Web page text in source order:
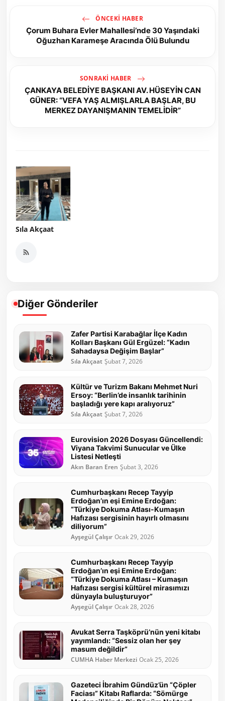
ÖNCEKI HABER
Çorum Buhara Evler Mahallesi’nde 30 Yaşındaki
Oğuzhan Karameşe Aracında Ölü Bulundu
SONRAKI HABER
ÇANKAYA BELEDİYE BAŞKANI AV. HÜSEYİN CAN
GÜNER: “VEFA YAŞ ALMIŞLARLA BAŞLAR, BU
MERKEZ DAYANIŞMANIN TEMELİDİR”
Sıla Akçaat
Diğer Gönderiler
Zafer Partisi Karabağlar İlçe Kadın
Kolları Başkanı Gül Ergüzel: “Kadın
Sahadaysa Değişim Başlar”
Sıla Akçaat Şubat 7, 2026
Kültür ve Turizm Bakanı Mehmet Nuri
Ersoy: “Berlin’de insanlık tarihinin
başladığı yere kapı aralıyoruz”
Sıla Akçaat Şubat 7, 2026
Eurovision 2026 Dosyası Güncellendi:
Viyana Takvimi Sunucular ve Ülke
Listesi Netleşti
Akın Baran Eren Şubat 3, 2026
Cumhurbaşkanı Recep Tayyip
Erdoğan’ın eşi Emine Erdoğan:
“Türkiye Dokuma Atlası-Kumaşın
Hafızası sergisinin hayırlı olmasını
diliyorum”
Ayşegül Çalışır Ocak 29, 2026
Cumhurbaşkanı Recep Tayyip
Erdoğan’ın eşi Emine Erdoğan:
“Türkiye Dokuma Atlası – Kumaşın
Hafızası sergisi kültürel mirasımızı
dünyayla buluşturuyor”
Ayşegül Çalışır Ocak 28, 2026
Avukat Serra Taşköprü’nün yeni kitabı
yayımlandı: “Sessiz olan her şey
masum değildir”
CUMHA Haber Merkezi Ocak 25, 2026
Gazeteci İbrahim Gündüz’ün “Çöpler
Faciası” Kitabı Raflarda: “Sömürge